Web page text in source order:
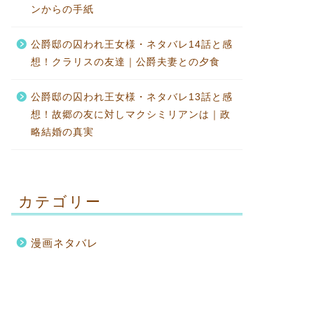
ンからの手紙
公爵邸の囚われ王女様・ネタバレ14話と感
想！クラリスの友達｜公爵夫妻との夕食
公爵邸の囚われ王女様・ネタバレ13話と感
想！故郷の友に対しマクシミリアンは｜政
略結婚の真実
カテゴリー
漫画ネタバレ